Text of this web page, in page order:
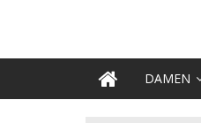
DAMEN